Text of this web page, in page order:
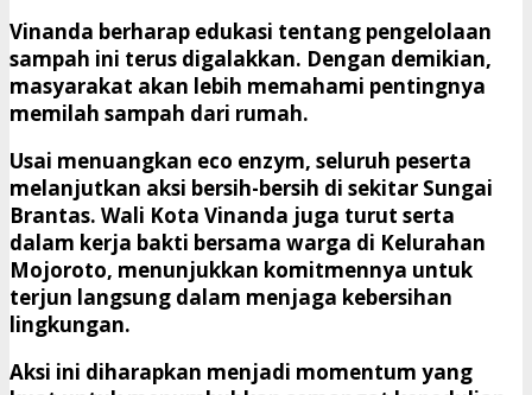
​Vinanda berharap edukasi tentang pengelolaan
sampah ini terus digalakkan. Dengan demikian,
masyarakat akan lebih memahami pentingnya
memilah sampah dari rumah.
​Usai menuangkan eco enzym, seluruh peserta
melanjutkan aksi bersih-bersih di sekitar Sungai
Brantas. Wali Kota Vinanda juga turut serta
dalam kerja bakti bersama warga di Kelurahan
Mojoroto, menunjukkan komitmennya untuk
terjun langsung dalam menjaga kebersihan
lingkungan.
​Aksi ini diharapkan menjadi momentum yang